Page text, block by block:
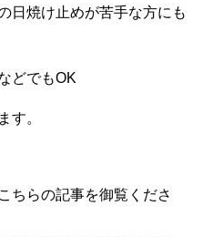
日焼け止めが苦手な方にも
どでもOK
す。
ちらの記事を御覧くださ